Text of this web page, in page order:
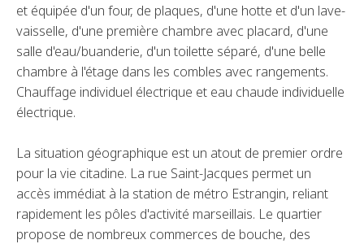
et équipée d'un four, de plaques, d'une hotte et d'un lave-
vaisselle, d'une première chambre avec placard, d'une
salle d'eau/buanderie, d'un toilette séparé, d'une belle
chambre à l'étage dans les combles avec rangements.
Chauffage individuel électrique et eau chaude individuelle
électrique.
La situation géographique est un atout de premier ordre
pour la vie citadine. La rue Saint-Jacques permet un
accès immédiat à la station de métro Estrangin, reliant
rapidement les pôles d'activité marseillais. Le quartier
propose de nombreux commerces de bouche, des